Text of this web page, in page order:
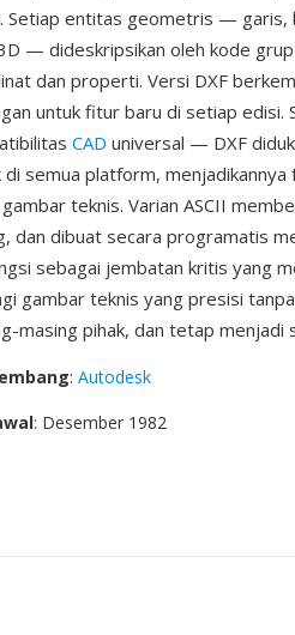
Setiap entitas geometris — garis,
— dideskripsikan oleh kode
dan properti. Versi DXF
untuk fitur baru di setiap edisi.
CAD universal — DXF
di semua platform,
teknis. Varian ASCII
dan dibuat secara programatis
sebagai jembatan kritis yang
gambar teknis yang presisi
masing pihak, dan tetap
: Autodesk
: Desember 1982